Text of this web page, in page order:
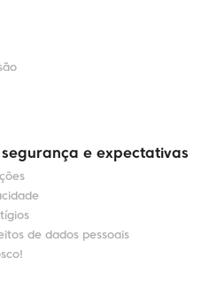
e expectativas
de dados pessoais